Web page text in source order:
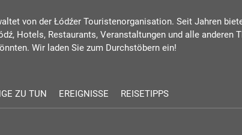
von der Łódźer Touristenorganisation. Seit Jahren
Hotels, Restaurants, Veranstaltungen und alle anderen
Wir laden Sie zum Durchstöbern ein!
ZU TUN EREIGNISSE REISETIPPS